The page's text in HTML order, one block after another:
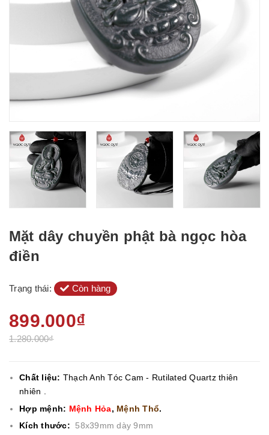
Mặt dây chuyền phật bà ngọc hòa
điền
Trạng thái: Còn hàng
899.000₫
1.280.000₫
Chất liệu: Thạch Anh Tóc Cam - Rutilated Quartzthiên
nhiên .
Hợp mệnh: Mệnh Hỏa, Mệnh Thổ.
Kích thước:
58x39mm dày 9mm